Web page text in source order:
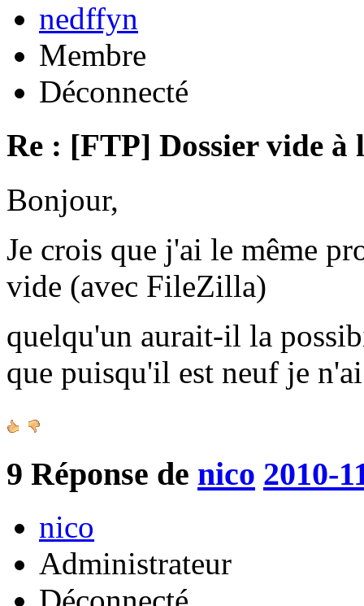
nedffyn
Membre
Déconnecté
Re : [FTP] Dossier vide à
Bonjour,
Je crois que j'ai le même
vide (avec FileZilla)
quelqu'un aurait-il la
que puisqu'il est neuf je
9 Réponse de nico 2010-
nico
Administrateur